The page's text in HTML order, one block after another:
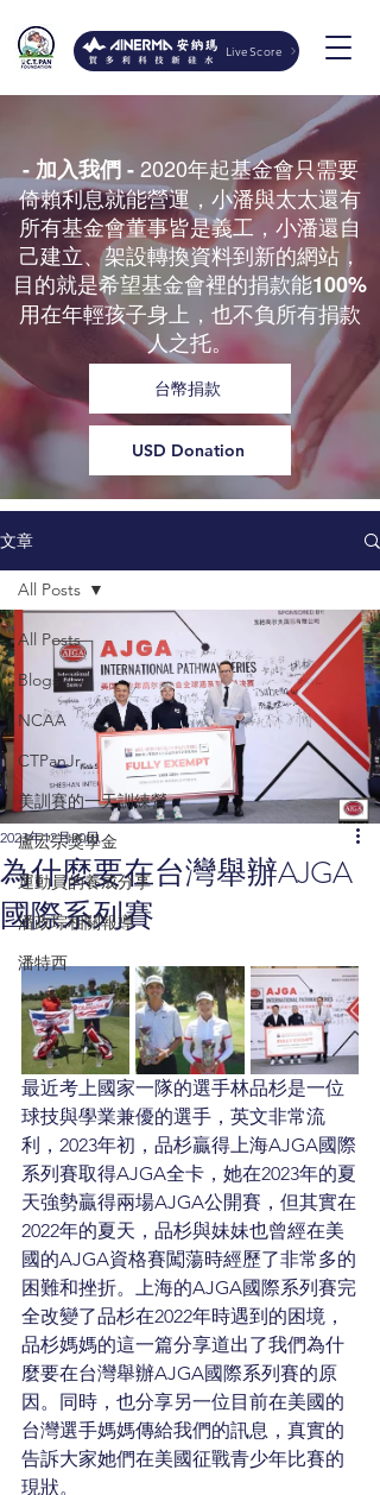
LiveScore
- 加入我們 -2020年起基金會只需要
倚賴利息就能營運，小潘與太太還有
所有基金會董事皆是義工，小潘還自
己建立、架設轉換資料到新的網站，
目的就是希望基金會裡的捐款能100%
用在年輕孩子身上，也不負所有捐款
人之托。
台幣捐款
USD Donation
文章
All Posts
Blogs
NCAA
CTPanJr
美訓賽的一天訓練營
盧宏宗獎學金
運動員的養成分享
潘政琮相關報導
潘特西
All Posts
為什麼要在台灣舉辦AJGA
國際系列賽
2023年12月20日
最近考上國家一隊的選手林品杉是一位
球技與學業兼優的選手，英文非常流
利，2023年初，品杉贏得上海AJGA國際
系列賽取得AJGA全卡，她在2023年的夏
天強勢贏得兩場AJGA公開賽，但其實在
2022年的夏天，品杉與妹妹也曾經在美
國的AJGA資格賽闖蕩時經歷了非常多的
困難和挫折。上海的AJGA國際系列賽完
全改變了品杉在2022年時遇到的困境，
品杉媽媽的這一篇分享道出了我們為什
麼要在台灣舉辦AJGA國際系列賽的原
因。同時，也分享另一位目前在美國的
台灣選手媽媽傳給我們的訊息，真實的
告訴大家她們在美國征戰青少年比賽的
現狀。